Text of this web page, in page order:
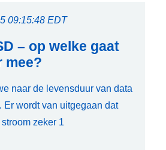
09:15:48 EDT
– op welke gaat
mee?
naar de levensduur van data
Er wordt van uitgegaan dat
zeker 1